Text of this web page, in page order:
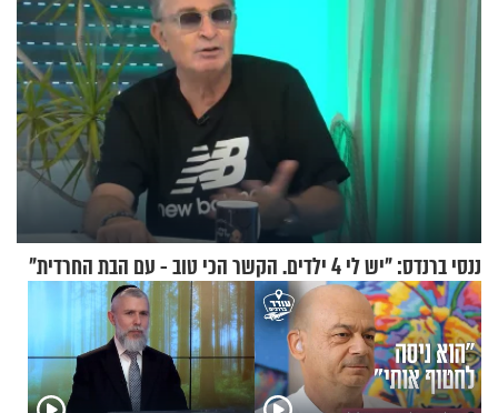
ננסי ברנדס: "יש לי 4 ילדים. הקשר הכי טוב - עם הבת החרדית"